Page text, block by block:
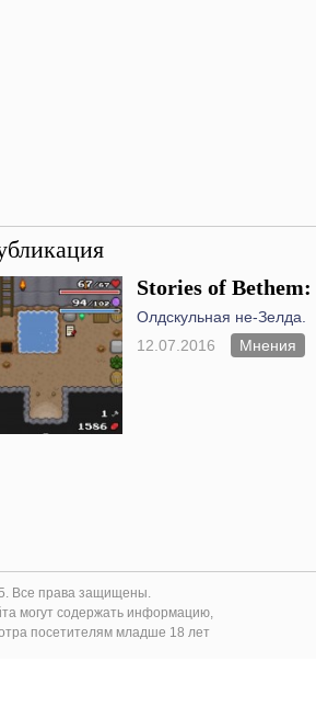
Stories of
Олдскульная не-Зелда.
12.07.2016
Мнения
Все права защищены.
могут содержать информацию,
посетителям младше 18 лет